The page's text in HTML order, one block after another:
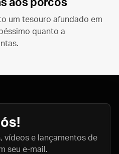
aos porcos
um tesouro afundado em
quanto a
vídeos e lançamentos de
seu e-mail.